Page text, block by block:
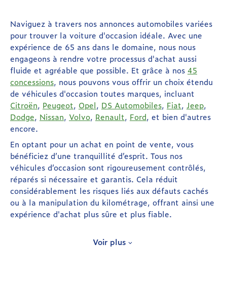
Naviguez à travers nos annonces automobiles variées
pour trouver la voiture d'occasion idéale. Avec une
expérience de 65 ans dans le domaine, nous nous
engageons à rendre votre processus d'achat aussi
fluide et agréable que possible. Et grâce à nos 45
concessions, nous pouvons vous offrir un choix étendu
de véhicules d'occasion toutes marques, incluant
Citroën, Peugeot, Opel, DS Automobiles, Fiat, Jeep,
Dodge, Nissan, Volvo, Renault, Ford, et bien d'autres
encore.
En optant pour un achat en point de vente, vous
bénéficiez d’une tranquillité d’esprit. Tous nos
véhicules d’occasion sont rigoureusement contrôlés,
réparés si nécessaire et garantis. Cela réduit
considérablement les risques liés aux défauts cachés
ou à la manipulation du kilométrage, offrant ainsi une
expérience d'achat plus sûre et plus fiable.
Libres d’acheter LA voiture d’occasion
Voir plus